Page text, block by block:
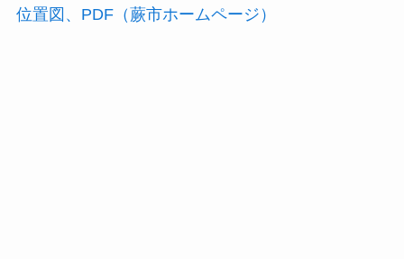
位置図、PDF（蕨市ホームページ）